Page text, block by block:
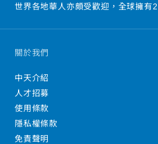
世界各地華人亦頗受歡迎，全球擁有
關於我們
中天介紹
人才招募
使用條款
隱私權條款
免責聲明